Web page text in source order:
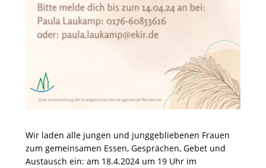
Wir laden alle jungen und junggebliebenen Frauen
zum gemeinsamen Essen, Gesprächen, Gebet und
Austausch ein: am 18.4.2024 um 19 Uhr im